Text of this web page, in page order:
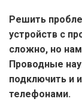
Решить
устройств с
сложно, но
Проводные
подключить и
телефонами.